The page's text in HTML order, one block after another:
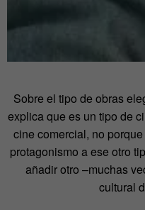
Sobre el tipo de obras
explica que es un tipo de
cine comercial, no porque
protagonismo a ese otro
añadir otro –muchas
cultural